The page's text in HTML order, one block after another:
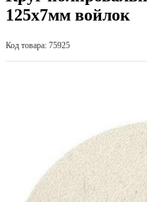
125х7мм войлок
Код товара: 75925